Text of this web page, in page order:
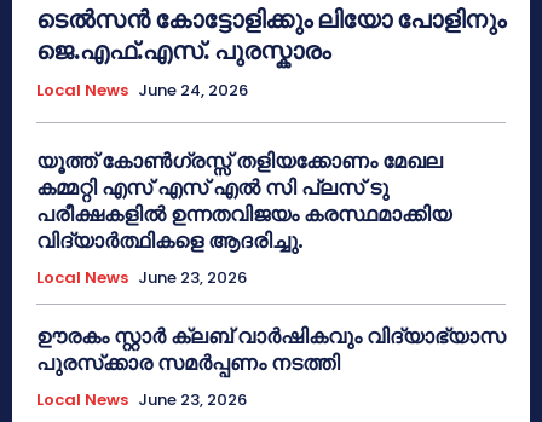
ടെൽസൻ കോട്ടോളിക്കും ലിയോ പോളിനും
ജെ.എഫ്.എസ്. പുരസ്കാരം
Local News June 24, 2026
യൂത്ത് കോൺഗ്രസ്സ് തളിയക്കോണം മേഖല
കമ്മറ്റി എസ് എസ് എൽ സി പ്ലസ് ടു
പരീക്ഷകളിൽ ഉന്നതവിജയം കരസ്ഥമാക്കിയ
വിദ്യാർത്ഥികളെ ആദരിച്ചു.
Local News June 23, 2026
ഊരകം സ്റ്റാർ ക്ലബ് വാർഷികവും വിദ്യാഭ്യാസ
പുരസ്‌ക്കാര സമർപ്പണം നടത്തി
Local News June 23, 2026